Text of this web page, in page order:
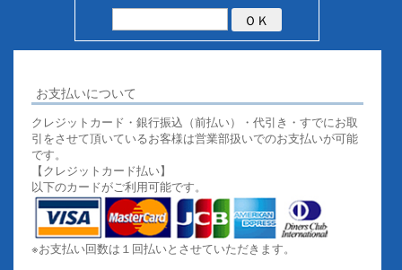
お支払いについて
クレジットカード・銀行振込（前払い）・代引き・すでにお取
引をさせて頂いているお客様は営業部扱いでのお支払いが可能
です。
【クレジットカード払い】
以下のカードがご利用可能です。
※お支払い回数は１回払いとさせていただきます。